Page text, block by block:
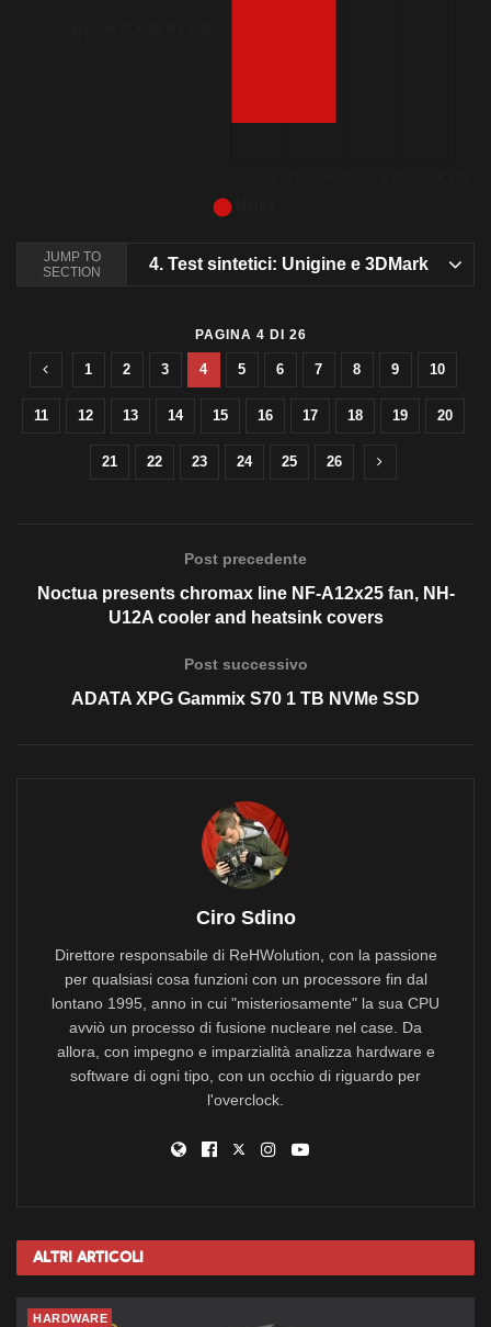
3DMark Port Royal – Radeon RX 6600
Bar chart. Data table with 3 rows and 2 columns follows.
3DMark Port Royal – Radeon RX 6600
Sapphire NITRO+ RX 6700 XT 6.031
Sapphire PULSE RX 6600 3.757
JUMP TO
SECTION
4. Test sintetici: Unigine e 3DMark
PAGINA 4 DI 26
1 2 3 4 5 6 7 8 9 10
11 12 13 14 15 16 17 18 19 20
21 22 23 24 25 26
Post precedente
Noctua presents chromax line NF-A12x25 fan, NH-
U12A cooler and heatsink covers
Post successivo
ADATA XPG Gammix S70 1 TB NVMe SSD
Ciro Sdino
Direttore responsabile di ReHWolution, con la passione
per qualsiasi cosa funzioni con un processore fin dal
lontano 1995, anno in cui "misteriosamente" la sua CPU
avviò un processo di fusione nucleare nel case. Da
allora, con impegno e imparzialità analizza hardware e
software di ogni tipo, con un occhio di riguardo per
l'overclock.
Altri Articoli
HARDWARE